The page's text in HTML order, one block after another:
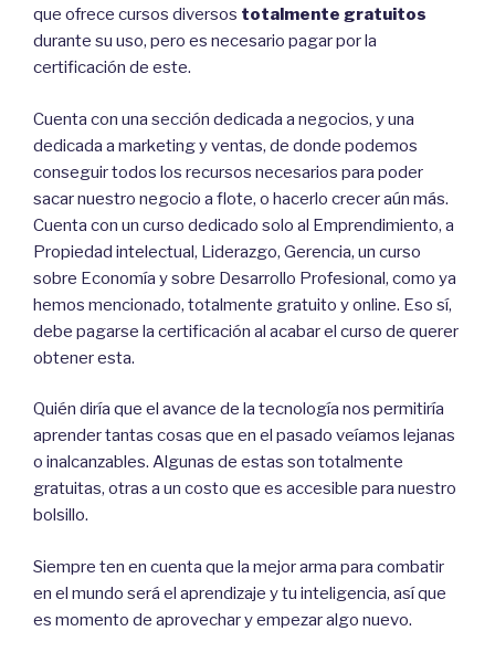
que ofrece cursos diversos totalmente gratuitos
durante su uso, pero es necesario pagar por la
certificación de este.
Cuenta con una sección dedicada a negocios, y una
dedicada a marketing y ventas, de donde podemos
conseguir todos los recursos necesarios para poder
sacar nuestro negocio a flote, o hacerlo crecer aún más.
Cuenta con un curso dedicado solo al Emprendimiento, a
Propiedad intelectual, Liderazgo, Gerencia, un curso
sobre Economía y sobre Desarrollo Profesional, como ya
hemos mencionado, totalmente gratuito y online. Eso sí,
debe pagarse la certificación al acabar el curso de querer
obtener esta.
Quién diría que el avance de la tecnología nos permitiría
aprender tantas cosas que en el pasado veíamos lejanas
o inalcanzables. Algunas de estas son totalmente
gratuitas, otras a un costo que es accesible para nuestro
bolsillo.
Siempre ten en cuenta que la mejor arma para combatir
en el mundo será el aprendizaje y tu inteligencia, así que
es momento de aprovechar y empezar algo nuevo.